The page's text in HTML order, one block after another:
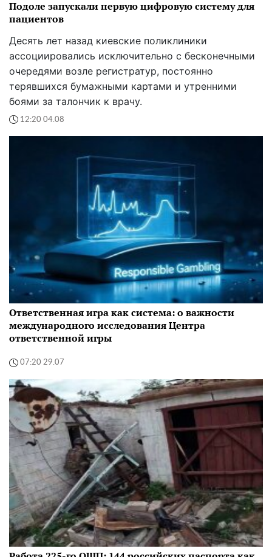
Подоле запускали первую цифровую систему для
пациентов
Десять лет назад киевские поликлиники
ассоциировались исключительно с бесконечными
очередями возле регистратур, постоянно
терявшихся бумажными картами и утренними
боями за талончик к врачу.
12:20 04.08
Ответственная игра как система: о важности
международного исследования Центра
ответственной игры
07:20 29.07